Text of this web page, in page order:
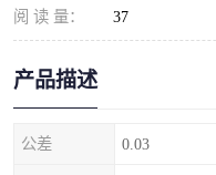
阅 读 量： 37
产品描述
公差 0.03